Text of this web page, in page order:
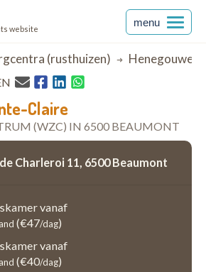
website
menu
(rusthuizen) Henegouwen
Claire
(WZC) IN 6500 BEAUMONT
Charleroi 11, 6500 Beaumont
vanaf
(€47/dag)
vanaf
(€40/dag)